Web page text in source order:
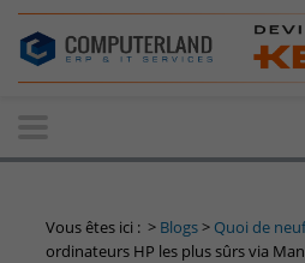
Contact-
Information request
contact us
Vous êtes ici : > Blogs> Quoi de neuf
ordinateurs HP les plus sûrs via